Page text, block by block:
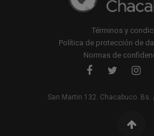
Términos y
Política de protección de
Normas de
San Martin 132. Chacabuco. Bs.